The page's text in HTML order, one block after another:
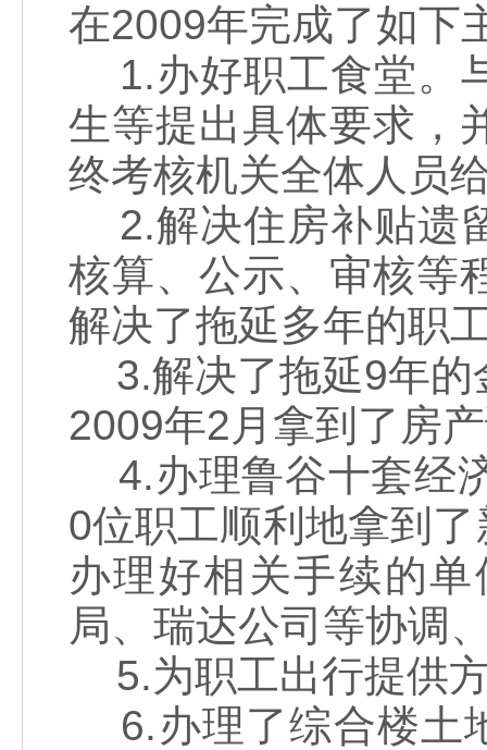
在2009年完成了如下
1.办好职工食堂。
生等提出具体要求，
终考核机关全体人员
2.解决住房补贴遗
核算、公示、审核等
解决了拖延多年的职
3.解决了拖延9年的
2009年2月拿到了房
4.办理鲁谷十套经
0位职工顺利地拿到
办理好相关手续的
局、瑞达公司等协调
5.为职工出行提供
6.办理了综合楼土